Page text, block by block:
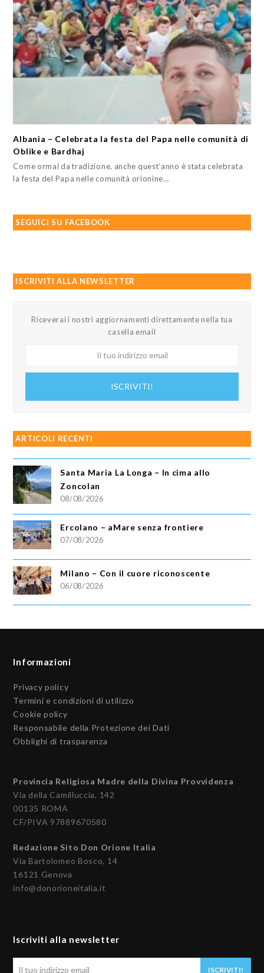
Albania – Celebrata la festa del Papa nelle comunità di
Oblike e Bardhaj
Come ormai da tradizione, anche quest’anno è stata celebrata
la festa del Papa nelle comunità orionine…
SEGUICI SU FACEBOOK
ISCRIVITI ALLA NEWSLETTER
Riceverai i nostri aggiornamenti direttamente nella tua
casella email
ISCRIVITI!
ARTICOLI RECENTI
Santa Maria La Longa – In cima allo
Zoncolan
08/08/2026
Ercolano – aMare senza frontiere
07/08/2026
Milano – Con il cuore riconoscente
06/08/2026
Informazioni
Privacy policy
Termini e condizioni di utilizzo
Cookie policy
Responsabile della Protezione dei Dati
Obblighi di trasparenza
Provincia Religiosa Madre della Divina Provvidenza
Via della Camilluccia, 142
00135 ROMA
CF/PIVA 97889670580
Redazione Sito Don Orione Italia
Via Bartolomeo Bosco, 14
16121 Genova
info@donorioneitalia.it
Iscriviti alla newsletter
ISCRIVITI!